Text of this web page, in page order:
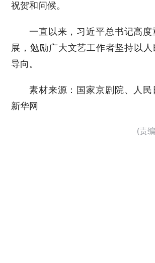
祝贺和问候。
一直以来，习近平总书记高
展，勉励广大文艺工作者坚持以
导向。
素材来源：国家京剧院、人民
新华网
(责